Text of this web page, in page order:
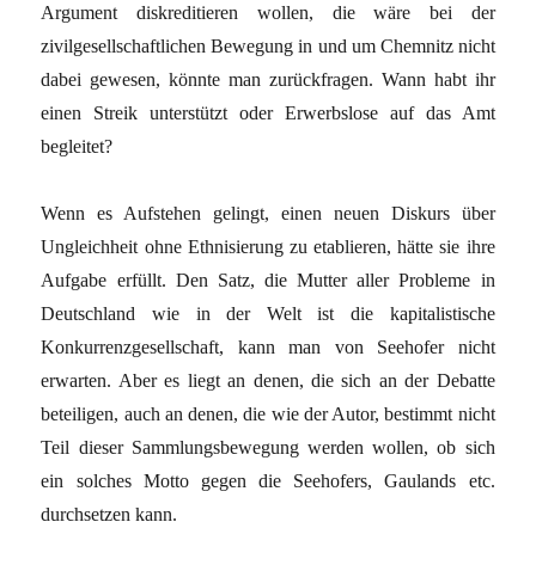
Argument diskreditieren wollen, die wäre bei der
zivilgesellschaftlichen Bewegung in und um Chemnitz nicht
dabei gewesen, könnte man zurückfragen. Wann habt ihr
einen Streik unterstützt oder Erwerbslose auf das Amt
begleitet?
Wenn es Aufstehen gelingt, einen neuen Diskurs über
Ungleichheit ohne Ethnisierung zu etablieren, hätte sie ihre
Aufgabe erfüllt. Den Satz, die Mutter aller Probleme in
Deutschland wie in der Welt ist die kapitalistische
Konkurrenzgesellschaft, kann man von Seehofer nicht
erwarten. Aber es liegt an denen, die sich an der Debatte
beteiligen, auch an denen, die wie der Autor, bestimmt nicht
Teil dieser Sammlungsbewegung werden wollen, ob sich
ein solches Motto gegen die Seehofers, Gaulands etc.
durchsetzen kann.